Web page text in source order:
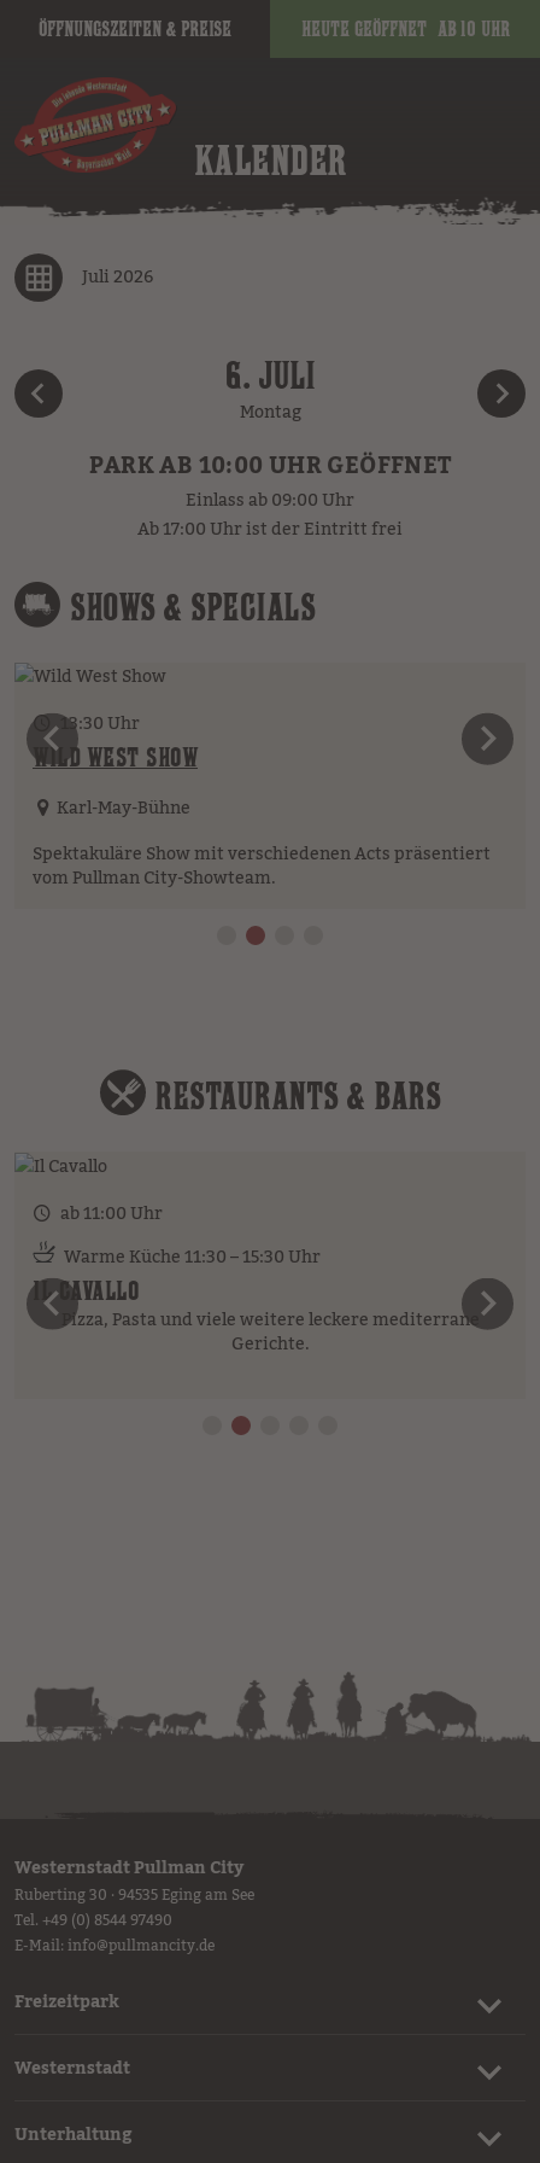
Öffnungszeiten & Preise Heute geöffnet ab 10 Uhr
KALENDER
Juli 2026
6. JULI
Montag
PARK AB 10:00 UHR GEÖFFNET
Einlass ab 09:00 Uhr
Ab 17:00 Uhr ist der Eintritt frei
SHOWS & SPECIALS
13:30 Uhr
WILD WEST SHOW
Karl-May-Bühne
Spektakuläre Show mit verschiedenen Acts präsentiert
vom Pullman City-Showteam.
vorheriges Element
RESTAURANTS & BARS
ab 11:00 Uhr
Warme Küche 11:30 – 15:30 Uhr
IL CAVALLO
Pizza, Pasta und viele weitere leckere mediterrane
Gerichte.
vorheriges Element
Westernstadt Pullman City
Ruberting 30 · 94535 Eging am See
Tel. +49 (0) 8544 97490
E-Mail:info@pullmancity.de
Freizeitpark
Westernstadt
Unterhaltung